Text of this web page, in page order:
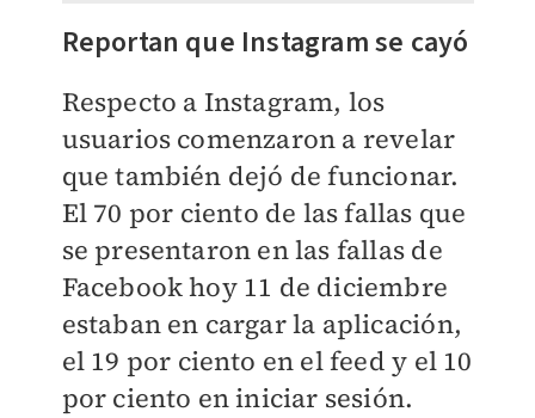
Reportan que Instagram se cayó
Respecto a Instagram, los
usuarios comenzaron a revelar
que también dejó de funcionar.
El 70 por ciento de las fallas que
se presentaron en las fallas de
Facebook hoy 11 de diciembre
estaban en cargar la aplicación,
el 19 por ciento en el feed y el 10
por ciento en iniciar sesión.